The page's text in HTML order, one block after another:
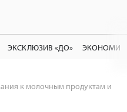
ЭКСКЛЮЗИВ «ДО»
к молочным продуктам и